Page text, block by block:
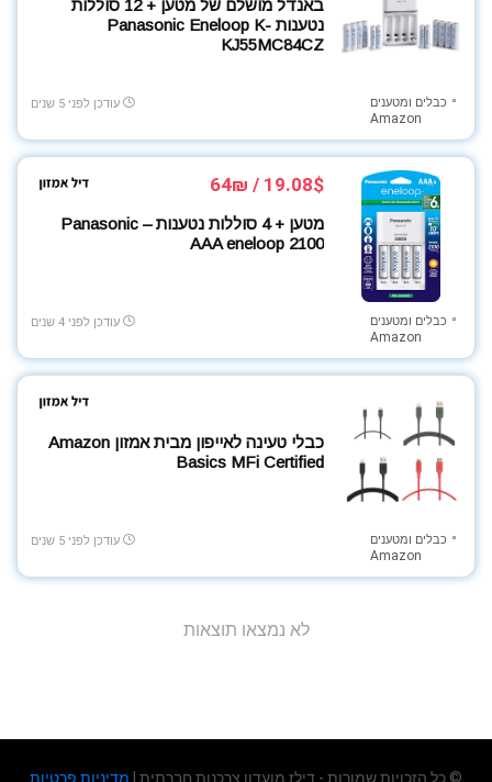
נעלי ספורט
סוללות
סלולר ומחשבים
ספורט בריאות וכושר
ציוד משרדי
צילום
צעצועי תינוקות
צעצועים לילדים
צעצועים מונטסוריים
קופונים כלליים
רחפנים
ריהוט
ריכוזי קופונים
רמקולים
רשתות ואינטרנט
שואב אבק
באנדל מושלם של מטען + 12 סוללות
נטענות Panasonic Eneloop K-
KJ55MC84CZ
כבלים ומטענים
Amazon
עודכן לפני 5 שנים
19.08$ / 64₪
מטען + 4 סוללות נטענות – Panasonic
AAA eneloop 2100
כבלים ומטענים
Amazon
עודכן לפני 4 שנים
כבלי טעינה לאייפון מבית אמזון Amazon
Basics MFi Certified
כבלים ומטענים
Amazon
עודכן לפני 5 שנים
לא נמצאו תוצאות
© כל הזכויות שמורות - דילז מועדון צרכנות חברתית | מדיניות פרטיות